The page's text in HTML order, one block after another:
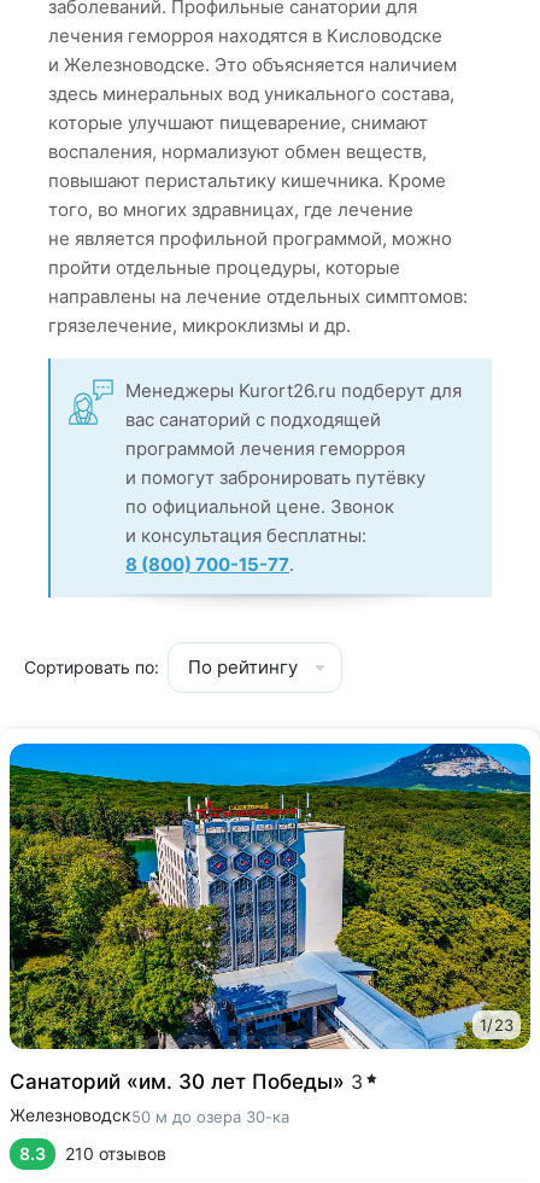
заболеваний. Профильные санатории для
лечения геморроя находятся в Кисловодске
и Железноводске. Это объясняется наличием
здесь минеральных вод уникального состава,
которые улучшают пищеварение, снимают
воспаления, нормализуют обмен веществ,
повышают перистальтику кишечника. Кроме
того, во многих здравницах, где лечение
не является профильной программой, можно
пройти отдельные процедуры, которые
направлены на лечение отдельных симптомов:
грязелечение, микроклизмы и др.
Менеджеры Kurort26.ru подберут для
вас санаторий с подходящей
программой лечения геморроя
и помогут забронировать путёвку
по официальной цене. Звонок
и консультация бесплатны:
8 (800) 700-15-77.
Сортировать по: По рейтингу
1/23
Санаторий «им. 30 лет Победы» 3
Железноводск50 м до озера 30-ка
8.3 210 отзывов